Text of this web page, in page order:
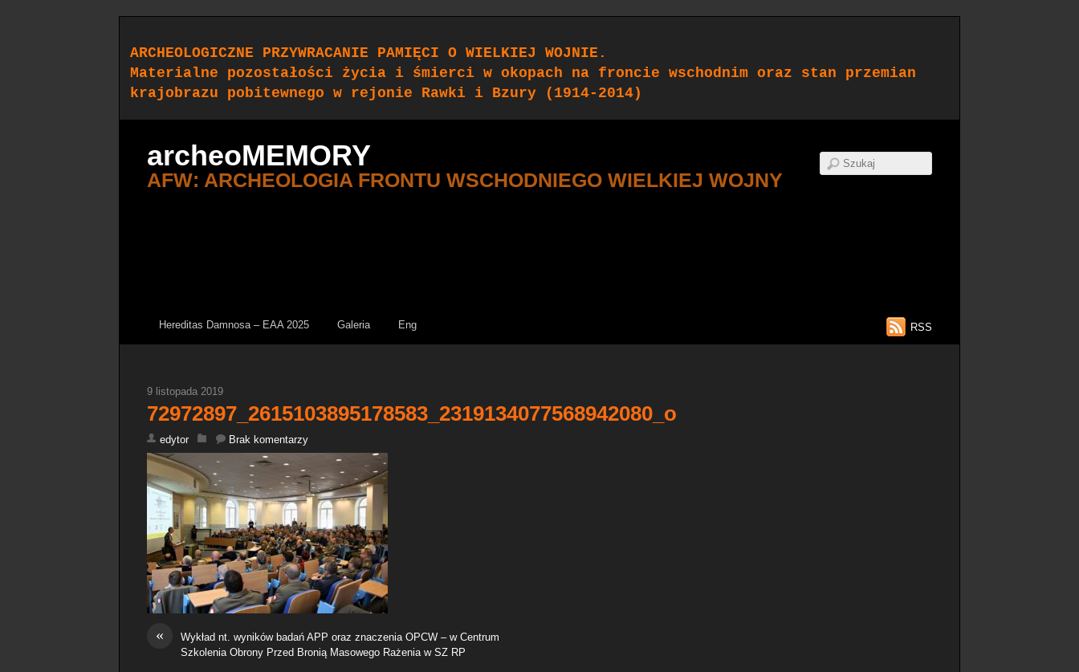
ARCHEOLOGICZNE PRZYWRACANIE PAMIĘCI O WIELKIEJ WOJNIE.
Materialne pozostałości życia i śmierci w okopach na froncie wschodnim oraz stan przemian
krajobrazu pobitewnego w rejonie Rawki i Bzury (1914-2014)
archeoMEMORY
AFW: ARCHEOLOGIA FRONTU WSCHODNIEGO WIELKIEJ WOJNY
Hereditas Damnosa – EAA 2025 Galeria Eng RSS
9 listopada 2019
72972897_2615103895178583_2319134077568942080_o
edytor Brak komentarzy
«
Wykład nt. wyników badań APP oraz znaczenia OPCW – w Centrum
Szkolenia Obrony Przed Bronią Masowego Rażenia w SZ RP